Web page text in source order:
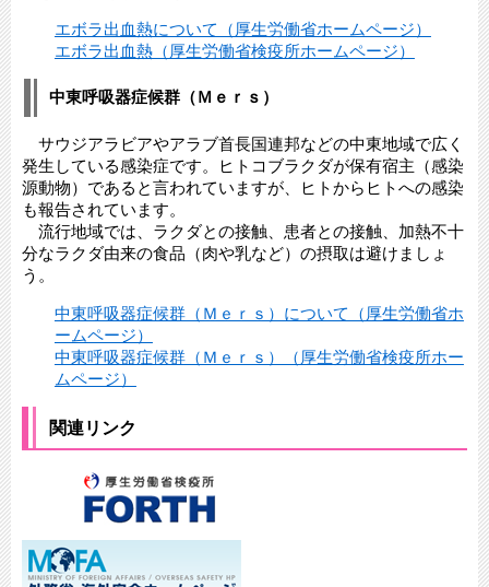
エボラ出血熱について（厚生労働省ホームページ）
エボラ出血熱（厚生労働省検疫所ホームページ）
中東呼吸器症候群（Ｍｅｒｓ）
サウジアラビアやアラブ首長国連邦などの中東地域で広く
発生している感染症です。ヒトコブラクダが保有宿主（感染
源動物）であると言われていますが、ヒトからヒトへの感染
も報告されています。
流行地域では、ラクダとの接触、患者との接触、加熱不十
分なラクダ由来の食品（肉や乳など）の摂取は避けましょ
う。
中東呼吸器症候群（Ｍｅｒｓ）について（厚生労働省ホ
ームページ）
中東呼吸器症候群（Ｍｅｒｓ）（厚生労働省検疫所ホー
ムページ）
関連リンク